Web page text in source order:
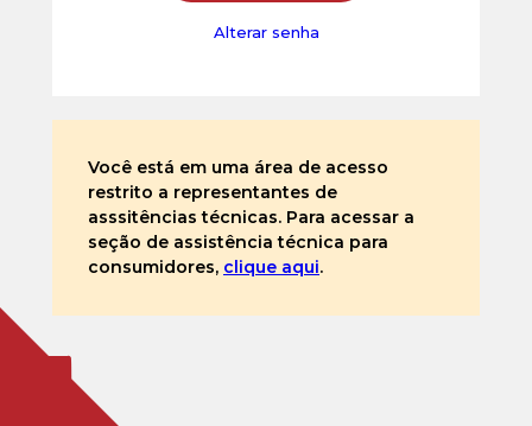
Alterar senha
Você está em uma área de acesso
restrito a representantes de
asssitências técnicas. Para acessar a
seção de assistência técnica para
consumidores, clique aqui.